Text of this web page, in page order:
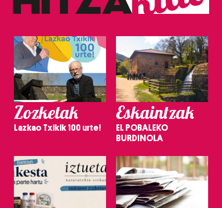
Zozketak
Lazkao Txikik 100 urte!
Eskaintzak
EL POBALEKO
BURDINOLA